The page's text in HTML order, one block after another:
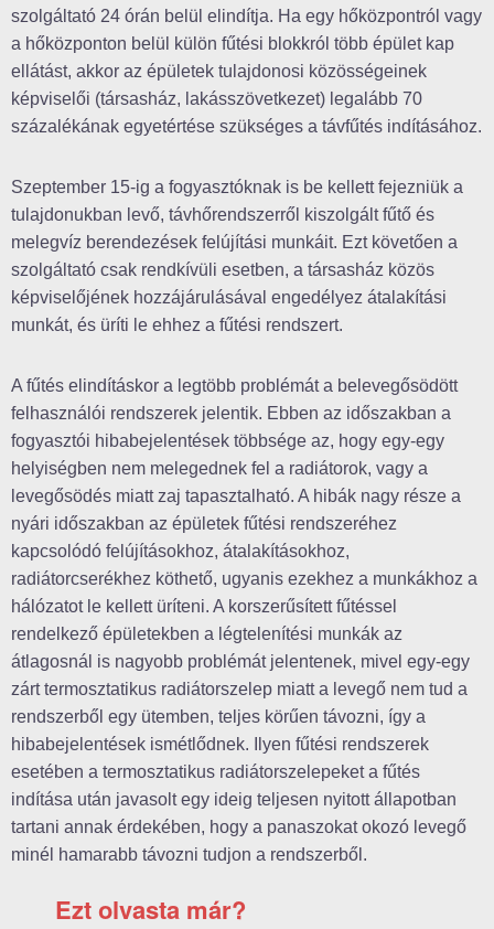
szolgáltató 24 órán belül elindítja. Ha egy hőközpontról vagy
a hőközponton belül külön fűtési blokkról több épület kap
ellátást, akkor az épületek tulajdonosi közösségeinek
képviselői (társasház, lakásszövetkezet) legalább 70
százalékának egyetértése szükséges a távfűtés indításához.
Szeptember 15-ig a fogyasztóknak is be kellett fejezniük a
tulajdonukban levő, távhőrendszerről kiszolgált fűtő és
melegvíz berendezések felújítási munkáit. Ezt követően a
szolgáltató csak rendkívüli esetben, a társasház közös
képviselőjének hozzájárulásával engedélyez átalakítási
munkát, és üríti le ehhez a fűtési rendszert.
A fűtés elindításkor a legtöbb problémát a belevegősödött
felhasználói rendszerek jelentik. Ebben az időszakban a
fogyasztói hibabejelentések többsége az, hogy egy-egy
helyiségben nem melegednek fel a radiátorok, vagy a
levegősödés miatt zaj tapasztalható. A hibák nagy része a
nyári időszakban az épületek fűtési rendszeréhez
kapcsolódó felújításokhoz, átalakításokhoz,
radiátorcserékhez köthető, ugyanis ezekhez a munkákhoz a
hálózatot le kellett üríteni. A korszerűsített fűtéssel
rendelkező épületekben a légtelenítési munkák az
átlagosnál is nagyobb problémát jelentenek, mivel egy-egy
zárt termosztatikus radiátorszelep miatt a levegő nem tud a
rendszerből egy ütemben, teljes körűen távozni, így a
hibabejelentések ismétlődnek. Ilyen fűtési rendszerek
esetében a termosztatikus radiátorszelepeket a fűtés
indítása után javasolt egy ideig teljesen nyitott állapotban
tartani annak érdekében, hogy a panaszokat okozó levegő
minél hamarabb távozni tudjon a rendszerből.
Ezt olvasta már?